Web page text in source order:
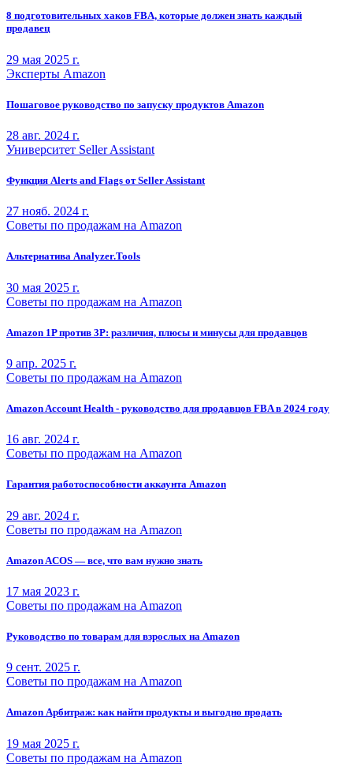
8 подготовительных хаков FBA, которые должен знать каждый
продавец
29 мая 2025 г.
Эксперты Amazon
Пошаговое руководство по запуску продуктов Amazon
28 авг. 2024 г.
Университет Seller Assistant
Функция Alerts and Flags от Seller Assistant
27 нояб. 2024 г.
Советы по продажам на Amazon
Альтернатива Analyzer.Tools
30 мая 2025 г.
Советы по продажам на Amazon
Amazon 1P против 3P: различия, плюсы и минусы для продавцов
9 апр. 2025 г.
Советы по продажам на Amazon
Amazon Account Health - руководство для продавцов FBA в 2024 году
16 авг. 2024 г.
Советы по продажам на Amazon
Гарантия работоспособности аккаунта Amazon
29 авг. 2024 г.
Советы по продажам на Amazon
Amazon ACOS — все, что вам нужно знать
17 мая 2023 г.
Советы по продажам на Amazon
Руководство по товарам для взрослых на Amazon
9 сент. 2025 г.
Советы по продажам на Amazon
Amazon Арбитраж: как найти продукты и выгодно продать
19 мая 2025 г.
Советы по продажам на Amazon